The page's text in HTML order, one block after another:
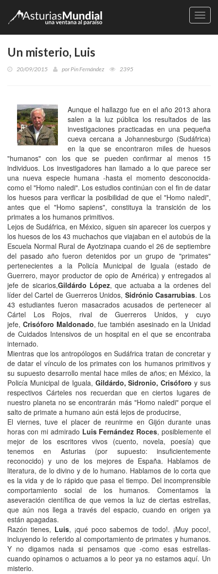
Un misterio, Luis
20/09/2015 porPin Fernández 2395
Aunque el hallazgo fue en el año 2013 ahora
salen a la luz pública los resultados de las
investigaciones practicadas en una pequeña
cueva cercana a Johannesburgo (Sudáfrica)
en la que se encontraron miles de huesos
"humanos" con los que se pueden confirmar al menos 15
individuos. Los investigadores han llamado a lo que parece ser
una nueva especie humana -hasta el momento desconocida-
como el "Homo naledi". Los estudios continúan con el fin de datar
los huesos para verificar la posibilidad de que el "Homo naledi",
antes que el "Homo sapiens", constituya la transición de los
primates a los humanos primitivos.
Lejos de Sudáfrica, en México, siguen sin aparecer los cuerpos y
los huesos de los 43 muchachos que viajaban en el autobús de la
Escuela Normal Rural de Ayotzinapa cuando el 26 de septiembre
del pasado año fueron detenidos por un grupo de "primates"
pertenecientes a la Policía Municipal de Iguala (estado de
Guerrero, mayor productor de opio de América) y entregados al
jefe de sicarios,Gildárdo López, que actuaba a la ordenes del
líder del Cartel de Guerreros Unidos, Sidrónio Casarrubias. Los
43 estudiantes fueron masacrados acusados de pertenecer al
Cártel Los Rojos, rival de Guerreros Unidos, y cuyo
jefe, Crisóforo Maldonado, fue también asesinado en la Unidad
de Cuidados Intensivos de un hospital en el que se encontraba
internado.
Mientras que los antropólogos en Sudáfrica tratan de concretar y
de datar el vínculo de los primates con los humanos primitivos y
su supuesto desarrollo mental hace miles de años; en México, la
Policía Municipal de Iguala, Gildárdo, Sidronio, Crisóforo y sus
respectivos Cárteles nos recuerdan que en ciertos lugares de
nuestro planeta no se encontrarán más "Homo naledi" porque el
salto de primate a humano aún está lejos de producirse,
El viernes, tuve el placer de reunirme en Gijón durante unas
horas con mi admirado Luis Fernández Roces, posiblemente el
mejor de los escritores vivos (cuento, novela, poesía) que
tenemos en Asturias (por supuesto: insuficientemente
reconocido) y uno de los mejores de España. Hablamos de
literatura, de lo divino y de lo humano. Hablamos de lo corta que
es la vida y de lo rápido que pasa el tiempo. Del incomprensible
comportamiento social de los humanos. Comentamos la
aseveración científica de que vemos la luz de ciertas estrellas,
que aún nos llega a través del espacio, cuando en origen ya
están apagadas.
Razón tienes, Luis, ¡qué poco sabemos de todo!. ¡Muy poco!,
incluyendo lo referido al comportamiento de primates y humanos.
Y no digamos nada si pensamos que -como esas estrellas-
cuando opinamos o actuamos a lo peor ya no estamos aquí. Un
misterio.